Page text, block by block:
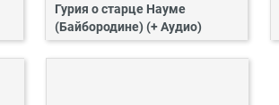
Гурия о старце Науме
(Байбородине) (+ Аудио)